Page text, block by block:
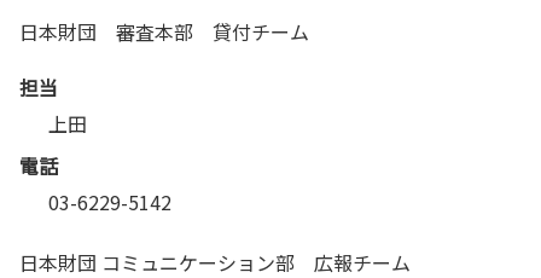
日本財団 審査本部 貸付チーム
担当
上田
電話
03-6229-5142
日本財団 コミュニケーション部 広報チーム